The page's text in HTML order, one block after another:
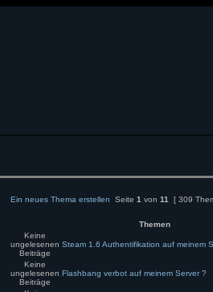
Ein neues Thema erstellen Seite 1 von 11 [ 309
Themen
Keine
ungelesenen
Beiträge
Steam 1.6 Authentifikation auf meinem
Keine
ungelesenen
Beiträge
Flashbang verbot auf meinem Server ?